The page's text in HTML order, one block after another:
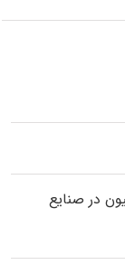
در صنایع